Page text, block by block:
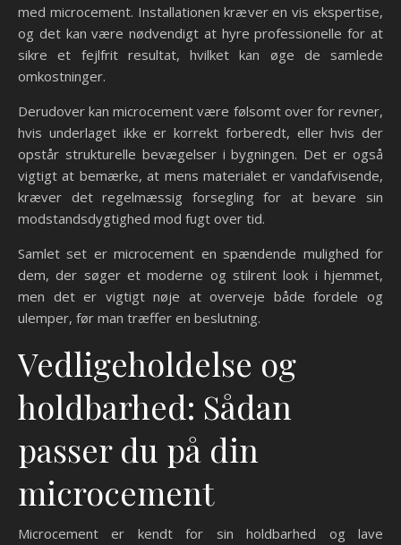
med microcement. Installationen kræver en vis ekspertise,
og det kan være nødvendigt at hyre professionelle for at
sikre et fejlfrit resultat, hvilket kan øge de samlede
omkostninger.
Derudover kan microcement være følsomt over for revner,
hvis underlaget ikke er korrekt forberedt, eller hvis der
opstår strukturelle bevægelser i bygningen. Det er også
vigtigt at bemærke, at mens materialet er vandafvisende,
kræver det regelmæssig forsegling for at bevare sin
modstandsdygtighed mod fugt over tid.
Samlet set er microcement en spændende mulighed for
dem, der søger et moderne og stilrent look i hjemmet,
men det er vigtigt nøje at overveje både fordele og
ulemper, før man træffer en beslutning.
Vedligeholdelse og
holdbarhed: Sådan
passer du på din
microcement
Microcement er kendt for sin holdbarhed og lave